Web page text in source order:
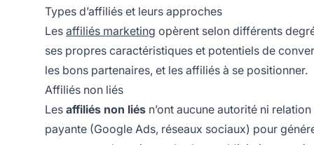
Types d’affiliés et leurs approches
Les affiliés marketing opèrent selon différents
ses propres caractéristiques et potentiels de
les bons partenaires, et les affiliés à se positionner.
Affiliés non liés
Les affiliés non liés n’ont aucune autorité ni
payante (Google Ads, réseaux sociaux) pour